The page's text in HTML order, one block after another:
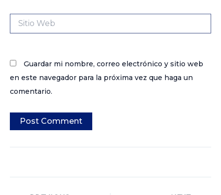
Sitio
Web
Guardar mi nombre, correo electrónico y sitio web
en este navegador para la próxima vez que haga un
comentario.